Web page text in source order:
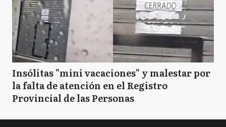
Insólitas "mini vacaciones" y malestar por
la falta de atención en el Registro
Provincial de las Personas